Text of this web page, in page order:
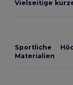
Vielseitige
Sportliche
Materialien